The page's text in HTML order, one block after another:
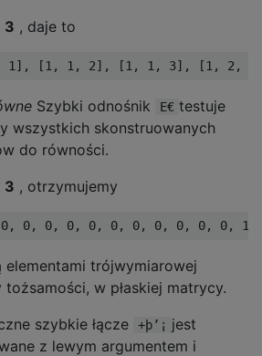
3 , daje to
Szybki odnośnik E€ testuje
wszystkich skonstruowanych
do równości.
3 , otrzymujemy
elementami trójwymiarowej
tożsamości, w płaskiej matrycy.
szybkie łącze
+þ’¡ jest
z lewym argumentem i